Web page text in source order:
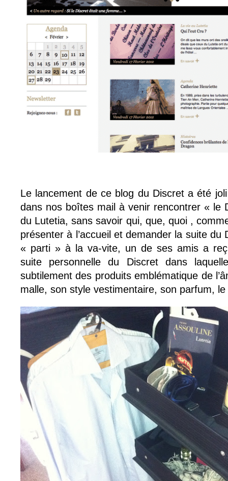
Le lancement de ce blog du Discret a été
dans nos boîtes mail à venir rencontrer « le
du Lutetia, sans savoir qui, que, quoi ,
présenter à l’accueil et demander la suite du
« parti » à la va-vite, un de ses amis a
suite personnelle du Discret dans
subtilement des produits emblématique de
malle, son style vestimentaire, son parfum,